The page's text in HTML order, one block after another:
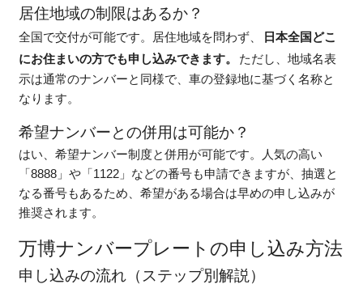
居住地域の制限はあるか？
全国で交付が可能です。居住地域を問わず、
日本全国どこ
にお住まいの方でも申し込みできます。
ただし、地域名表
示は通常のナンバーと同様で、車の登録地に基づく名称と
なります。
希望ナンバーとの併用は可能か？
はい、希望ナンバー制度と併用が可能です。人気の高い
「8888」や「1122」などの番号も申請できますが、抽選と
なる番号もあるため、希望がある場合は早めの申し込みが
推奨されます。
万博ナンバープレートの申し込み方法
申し込みの流れ（ステップ別解説）